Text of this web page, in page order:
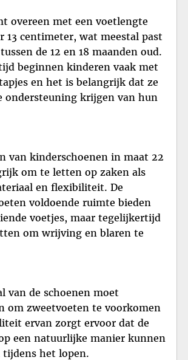
overeen met een voetlengte
13 centimeter, wat meestal past
de 12 en 18 maanden oud.
beginnen kinderen vaak met
en het is belangrijk dat ze
ondersteuning krijgen van hun
van kinderschoenen in maat 22
om te letten op zaken als
en flexibiliteit. De
voldoende ruimte bieden
voetjes, maar tegelijkertijd
om wrijving en blaren te
van de schoenen moet
om zweetvoeten te voorkomen
ervan zorgt ervoor dat de
een natuurlijke manier kunnen
het lopen.